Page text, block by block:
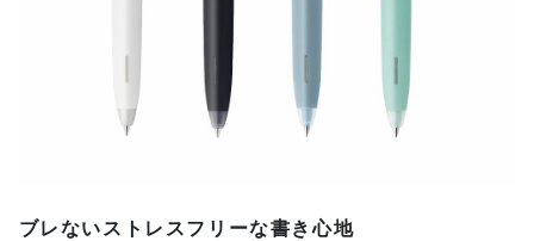
ブレないストレスフリーな書き心地